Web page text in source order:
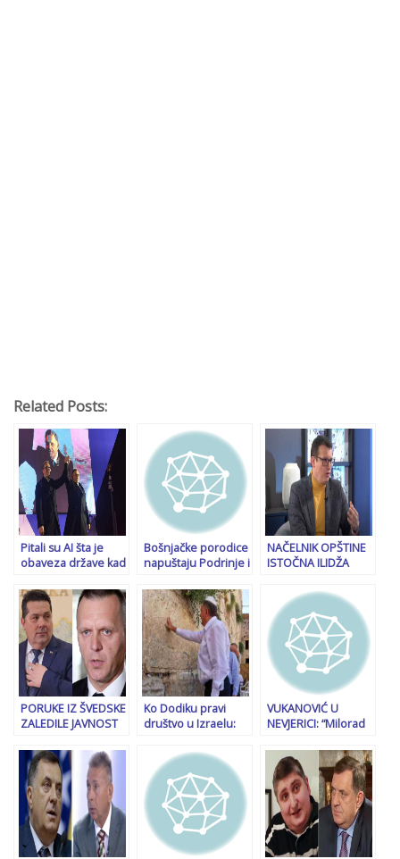
Related Posts:
Pitali su AI šta je
obaveza države kad
u Srbiji naziva
smradovima.
Pogledajte šta im je
odgovorila
Bošnjačke porodice
napuštaju Podrinje i
straha za sigurnost
u RS-u
NAČELNIK OPŠTINE
ISTOČNA ILIDŽA
“Da je patriota
podnio bi ostavku,
on bi sada uništio
sve…”
PORUKE IZ ŠVEDSKE
ZALEDILE JAVNOST
Lukač je učestvovao
u najgnusnijim
zločinima u Kotor
Varošu zajedno sa
Stevandićem,
Ećimom i drugim!”
Ko Dodiku pravi
društvo u Izraelu:
radikalnih desničara
stigla u Jerusalem
VUKANOVIĆ U
NEVJERICI: “Milorad
da nas bruka po
svijetu, a skandal za
skandalom
obilježava…”